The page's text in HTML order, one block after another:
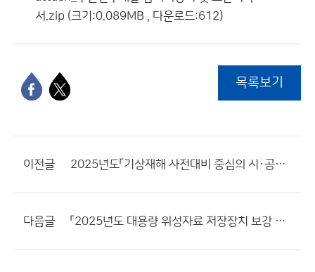
서.zip (크기:0.089MB , 다운로드:612)
목록보기
이전글 2025년도「기상재해 사전대비 중심의 시·공간 통합형수치예보기술 개발」 사업 외부과제 공고
다음글 「2025년도 대용량 위성자료 저장장치 보강 사업」 정보요청 공고